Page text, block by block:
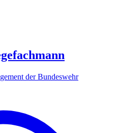
der Bundeswehr